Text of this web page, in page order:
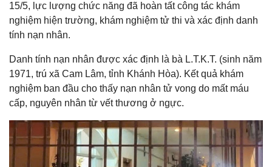
15/5, lực lượng chức năng đã hoàn tất công tác khám
nghiệm hiện trường, khám nghiệm tử thi và xác định danh
tính nạn nhân.
Danh tính nạn nhân được xác định là bà L.T.K.T. (sinh năm
1971, trú xã Cam Lâm, tỉnh Khánh Hòa). Kết quả khám
nghiệm ban đầu cho thấy nạn nhân tử vong do mất máu
cấp, nguyên nhân từ vết thương ở ngực.